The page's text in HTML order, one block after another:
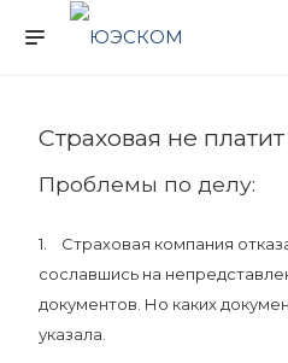
Страховая не
Проблемы по делу:
1. Страховая компания
сославшись на
документов. Но каких
указала.